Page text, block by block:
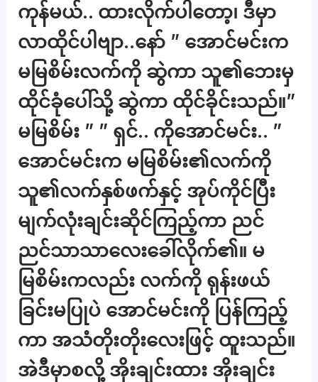
ကုန်မယ်.. ထားလိုက်ပါတော့၊ ဒီမှာ
လာထိုင်ပါဗျာ..နော် ” အောင်မင်းက
မမြစိမ်းလက်ကို ဆွဲကာ သူ၏ဘေးမှ
ထိုင်ခုံပေါ်သို့ ဆွဲကာ ထိုင်ခိုင်းသည်။”
မမြစိမ်း ” ” ရှင်.. ကိုအောင်မင်း.. ”
အောင်မင်းက မမြစိမ်း၏လက်ကို
သူ၏လက်နှစ်ဖက်နှင့် အုပ်ကိုင်ပြီး
မျက်လုံးချင်းဆိုင်ကြည့်ကာ ညင်
ညင်သာသာလေးခေါ်လိုက်၏။ မ
မြစိမ်းကလည်း လက်ကို ရုန်းဖယ်
ခြင်းမပြုပဲ အောင်မင်းကို ပြန်ကြည့်
ကာ အသံတိုးတိုးလေးဖြင့် ထူးသည်။
အဲဒီမှာစလို့ အိုးချင်းထား အိုးချင်း